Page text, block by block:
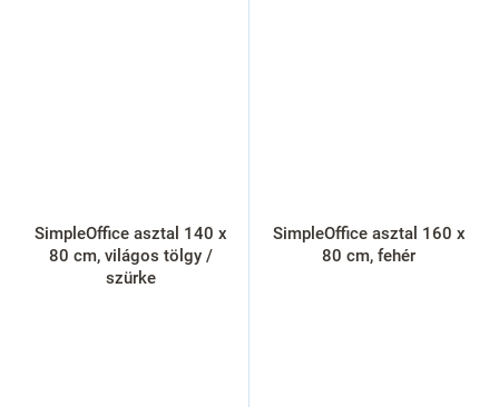
SimpleOffice asztal 140 x
80 cm, világos tölgy /
szürke
SimpleOffice asztal 160 x
80 cm, fehér